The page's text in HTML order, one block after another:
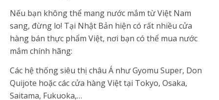
Nếu bạn không thể mang nước mắm từ Việt Nam
sang, đừng lo! Tại Nhật Bản hiện có rất nhiều cửa
hàng bán thực phẩm Việt, nơi bạn có thể mua nước
mắm chính hãng:
Các hệ thống siêu thị châu Á như Gyomu Super, Don
Quijote hoặc các cửa hàng Việt tại Tokyo, Osaka,
Saitama, Fukuoka,…